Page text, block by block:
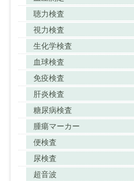
聴力検査
視力検査
生化学検査
血球検査
免疫検査
肝炎検査
糖尿病検査
腫瘍マーカー
便検査
尿検査
超音波